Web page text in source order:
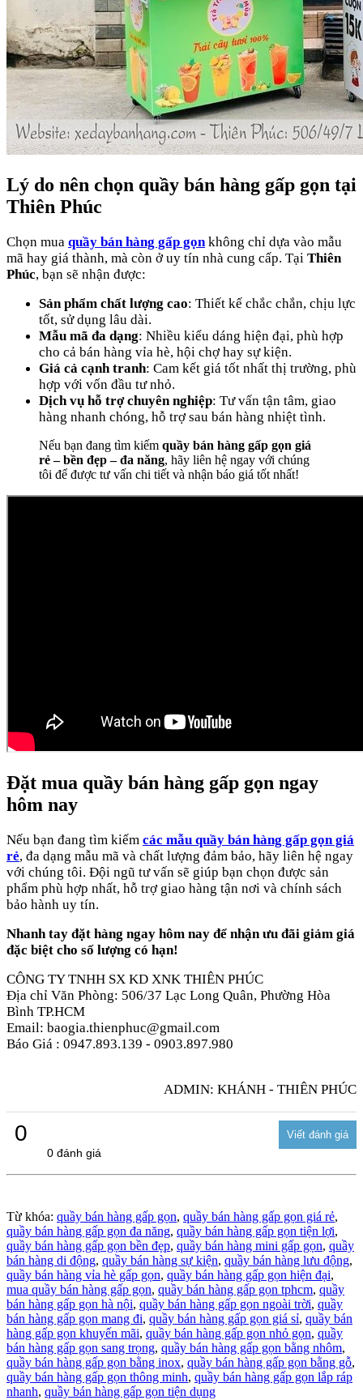
Lý do nên chọn quầy bán hàng gấp gọn tại
Thiên Phúc
Chọn mua quầy bán hàng gấp gọnkhông chỉ dựa vào mẫu
mã hay giá thành, mà còn ở uy tín nhà cung cấp. Tại Thiên
Phúc, bạn sẽ nhận được:
Sản phẩm chất lượng cao: Thiết kế chắc chắn, chịu lực
tốt, sử dụng lâu dài.
Mẫu mã đa dạng: Nhiều kiểu dáng hiện đại, phù hợp
cho cả bán hàng vỉa hè, hội chợ hay sự kiện.
Giá cả cạnh tranh: Cam kết giá tốt nhất thị trường, phù
hợp với vốn đầu tư nhỏ.
Dịch vụ hỗ trợ chuyên nghiệp: Tư vấn tận tâm, giao
hàng nhanh chóng, hỗ trợ sau bán hàng nhiệt tình.
Nếu bạn đang tìm kiếm quầy bán hàng gấp gọn giá
rẻ – bền đẹp – đa năng, hãy liên hệ ngay với chúng
tôi để được tư vấn chi tiết và nhận báo giá tốt nhất!
Đặt mua quầy bán hàng gấp gọn ngay
hôm nay
Nếu bạn đang tìm kiếm các mẫu quầy bán hàng gấp gọn giá
rẻ, đa dạng mẫu mã và chất lượng đảm bảo, hãy liên hệ ngay
với chúng tôi. Đội ngũ tư vấn sẽ giúp bạn chọn được sản
phẩm phù hợp nhất, hỗ trợ giao hàng tận nơi và chính sách
bảo hành uy tín.
Nhanh tay đặt hàng ngay hôm nay để nhận ưu đãi giảm giá
đặc biệt cho số lượng có hạn!
CÔNG TY TNHH SX KD XNK THIÊN PHÚC
Địa chỉ Văn Phòng: 506/37 Lạc Long Quân, Phường Hòa
Bình TP.HCM
Email: baogia.thienphuc@gmail.com
Báo Giá : 0947.893.139 - 0903.897.980
ADMIN: KHÁNH - THIÊN PHÚC
0
0 đánh giá
Từ khóa: quầy bán hàng gấp gọn, quầy bán hàng gấp gọn giá rẻ,
quầy bán hàng gấp gọn đa năng, quầy bán hàng gấp gọn tiện lợi,
quầy bán hàng gấp gọn bền đẹp, quầy bán hàng mini gấp gọn, quầy
bán hàng di động, quầy bán hàng sự kiện, quầy bán hàng lưu động,
quầy bán hàng vỉa hè gấp gọn, quầy bán hàng gấp gọn hiện đại,
mua quầy bán hàng gấp gọn, quầy bán hàng gấp gọn tphcm, quầy
bán hàng gấp gọn hà nội, quầy bán hàng gấp gọn ngoài trời, quầy
bán hàng gấp gọn mang đi, quầy bán hàng gấp gọn giá sỉ, quầy bán
hàng gấp gọn khuyến mãi, quầy bán hàng gấp gọn nhỏ gọn, quầy
bán hàng gấp gọn sang trọng, quầy bán hàng gấp gọn bằng nhôm,
quầy bán hàng gấp gọn bằng inox, quầy bán hàng gấp gọn bằng gỗ,
quầy bán hàng gấp gọn thông minh, quầy bán hàng gấp gọn lắp ráp
nhanh, quầy bán hàng gấp gọn tiện dụng